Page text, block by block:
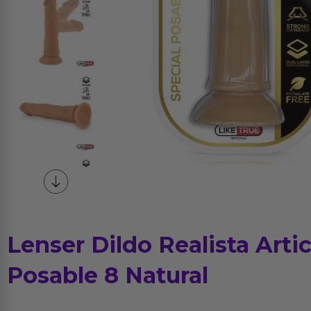
Lenser Dildo Realista
Posable 8 Natural